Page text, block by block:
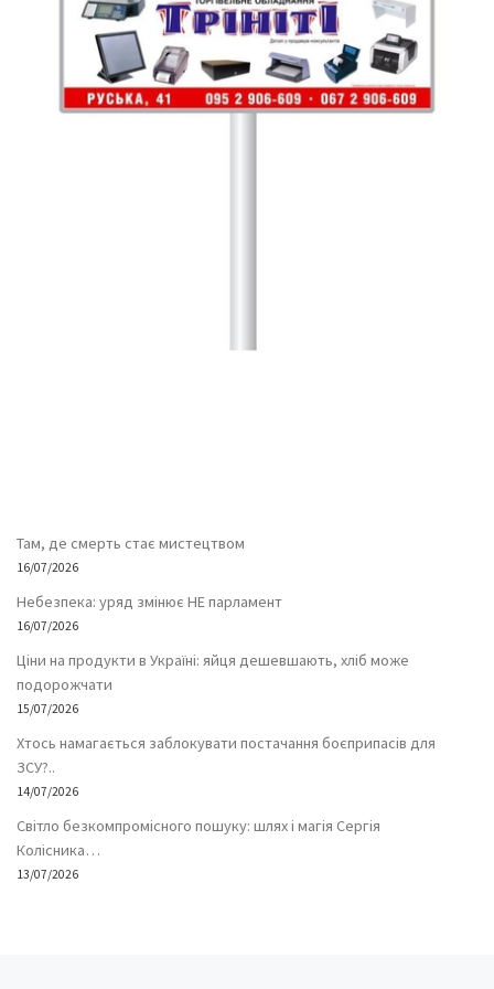
Там, де смерть стає мистецтвом
16/07/2026
Небезпека: уряд змінює НЕ парламент
16/07/2026
Ціни на продукти в Україні: яйця дешевшають, хліб може
подорожчати
15/07/2026
Хтось намагається заблокувати постачання боєприпасів для
ЗСУ?..
14/07/2026
Світло безкомпромісного пошуку: шлях і магія Сергія
Колісника…
13/07/2026